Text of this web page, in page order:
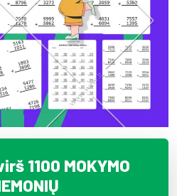
1100 MOKYMO